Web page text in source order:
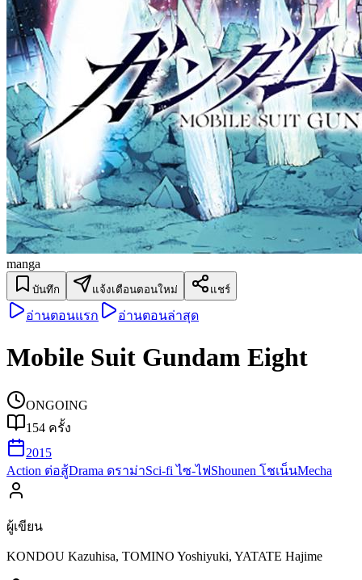
manga
บันทึก แจ้งเตือนตอนใหม่ แชร์
อ่านตอนแรก อ่านตอนล่าสุด
Mobile Suit Gundam Eight
ONGOING
154 ครั้ง
2015
Action ต่อสู้Drama ดราม่าSci-fi ไซ-ไฟShounen โชเน็นMecha
ผู้เขียน
KONDOU Kazuhisa, TOMINO Yoshiyuki, YATATE Hajime